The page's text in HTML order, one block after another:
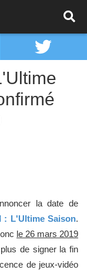
la date de
: L'Ultime Saison.
le 26 mars 2019
de signer la fin
de jeux-vidéo